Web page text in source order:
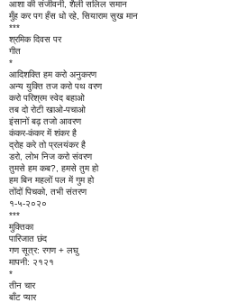
आशा की संजीवनी, शैली सलिल समान
मुँह कर पग हँस धो रहे, सियाराम सुख मान
***
श्रमिक दिवस पर
गीत
*
आदिशक्ति हम करो अनुकरण
अन्य युक्ति तज करो पथ वरण
करो परिश्रम स्वेद बहाओ
तब दो रोटी खाओ-पचाओ
इंसानों बढ़ तजो आवरण
कंकर-कंकर में शंकर है
द्रोह करे तो प्रलयंकर है
डरो, लोभ निज करो संवरण
तुमसे हम कब?, हमसे तुम हो
हम बिन महलों पल में गुम हो
तोंदों पिचको, तभी संतरण
१-५-२०२०
***
मुक्तिका
पारिजात छंद
गण सूत्र: रगण + लघु
मापनी: २१२१
*
तीन चार
बाँट प्यार